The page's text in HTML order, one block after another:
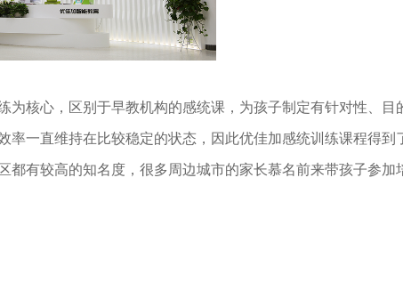
核心，区别于早教机构的感统课，为孩子制定有针对性、目
率一直维持在比较稳定的状态，因此优佳加感统训练课程得到
都有较高的知名度，很多周边城市的家长慕名前来带孩子参加